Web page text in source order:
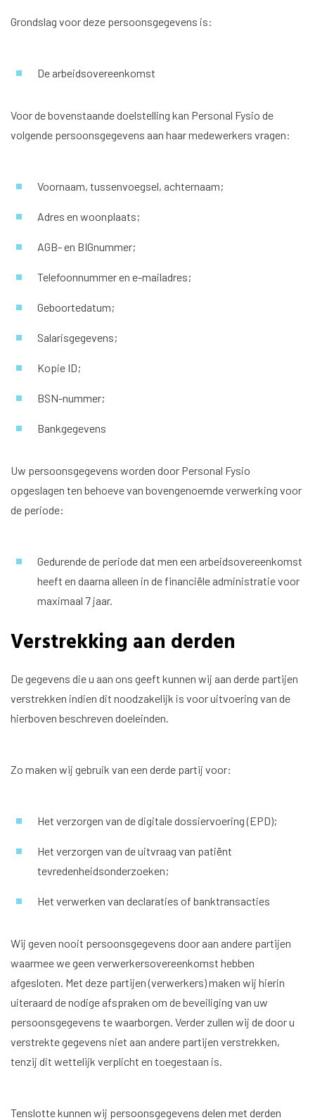
Grondslag voor deze persoonsgegevens is:
De arbeidsovereenkomst
Voor de bovenstaande doelstelling kan Personal Fysio de
volgende persoonsgegevens aan haar medewerkers vragen:
Voornaam, tussenvoegsel, achternaam;
Adres en woonplaats;
AGB- en BIGnummer;
Telefoonnummer en e-mailadres;
Geboortedatum;
Salarisgegevens;
Kopie ID;
BSN-nummer;
Bankgegevens
Uw persoonsgegevens worden door Personal Fysio
opgeslagen ten behoeve van bovengenoemde verwerking voor
de periode:
Gedurende de periode dat men een arbeidsovereenkomst
heeft en daarna alleen in de financiële administratie voor
maximaal 7 jaar.
Verstrekking aan derden
De gegevens die u aan ons geeft kunnen wij aan derde partijen
verstrekken indien dit noodzakelijk is voor uitvoering van de
hierboven beschreven doeleinden.
Zo maken wij gebruik van een derde partij voor:
Het verzorgen van de digitale dossiervoering (EPD);
Het verzorgen van de uitvraag van patiënt
tevredenheidsonderzoeken;
Het verwerken van declaraties of banktransacties
Wij geven nooit persoonsgegevens door aan andere partijen
waarmee we geen verwerkersovereenkomst hebben
afgesloten. Met deze partijen (verwerkers) maken wij hierin
uiteraard de nodige afspraken om de beveiliging van uw
persoonsgegevens te waarborgen. Verder zullen wij de door u
verstrekte gegevens niet aan andere partijen verstrekken,
tenzij dit wettelijk verplicht en toegestaan is.
Tenslotte kunnen wij persoonsgegevens delen met derden